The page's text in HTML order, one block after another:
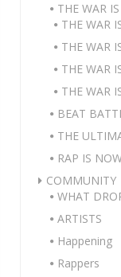
THE WAR
THE WAR
THE WAR
THE WAR
THE WAR
BEAT
THE
RAP IS
COMMUNITY
WHAT
ARTISTS
Happening
Rappers